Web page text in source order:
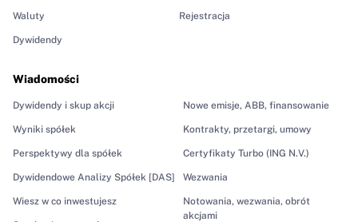
Waluty
Dywidendy
Wiadomości
Dywidendy i skup akcji
Wyniki spółek
Perspektywy dla spółek
Dywidendowe Analizy Spółek [DAS]
Wiesz w co inwestujesz
Nowe emisje, ABB, finansowanie
Kontrakty, przetargi, umowy
Certyfikaty Turbo (ING N.V.)
Wezwania
Notowania, wezwania, obrót
akcjami
Rejestracja